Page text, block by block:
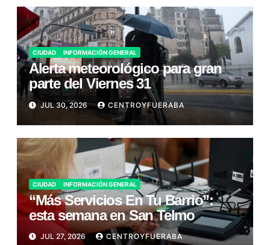
CIUDAD INFORMACIÓN GENERAL
Alerta meteorológico para gran
parte del Viernes 31
JUL 30, 2026 CENTROYFUERABA
CIUDAD INFORMACIÓN GENERAL
“Más Servicios En Tu Barrio”:
esta semana en San Telmo
JUL 27, 2026 CENTROYFUERABA